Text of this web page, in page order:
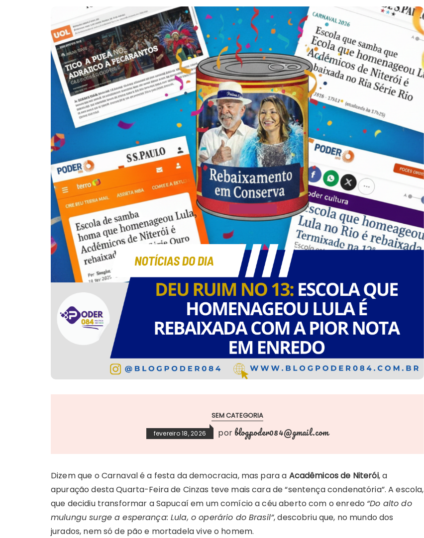
SEM CATEGORIA
fevereiro 18, 2026 por blogpoder084@gmail.com
Dizem que o Carnaval é a festa da democracia, mas para a Acadêmicos de Niterói, a
apuração desta Quarta-Feira de Cinzas teve mais cara de “sentença condenatória”. A escola,
que decidiu transformar a Sapucaí em um comício a céu aberto com o enredo “Do alto do
mulungu surge a esperança: Lula, o operário do Brasil”, descobriu que, no mundo dos
jurados, nem só de pão e mortadela vive o homem.